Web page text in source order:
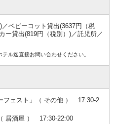
ベビーコット貸出(3637円（税
ー貸出(819円（税別）)／託児所／
ル迄直接お問い合わせください。
フェスト」（ その他 ） 17:30-2
居酒屋 ） 17:30-22:00